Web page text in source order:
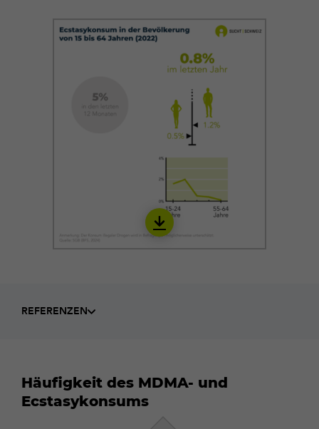
Download
IECS01_de
REFERENZEN
Häufigkeit des MDMA- und
Ecstasykonsums